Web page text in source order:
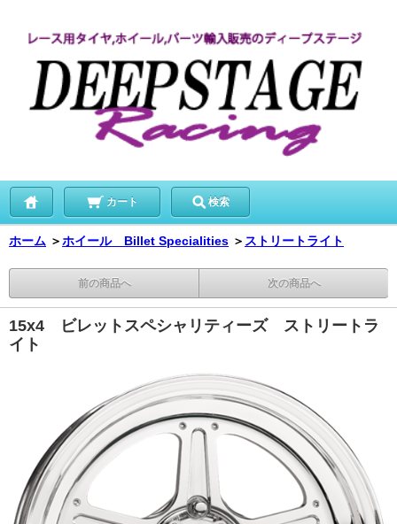
カート 検索
ホーム ＞ホイール Billet Specialities ＞ ストリートライト
前の商品へ 次の商品へ
15x4 ビレットスペシャリティーズ ストリートラ
イト